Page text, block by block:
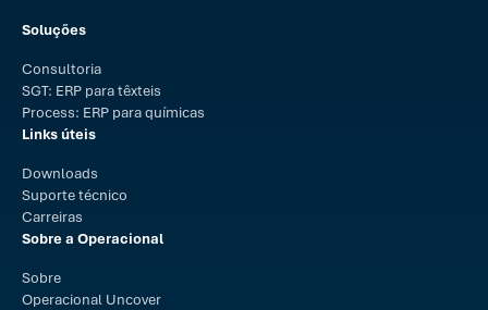
Soluções
Consultoria
SGT: ERP para têxteis
Process: ERP para químicas
Links úteis
Downloads
Suporte técnico
Carreiras
Sobre a Operacional
Sobre
Operacional Uncover